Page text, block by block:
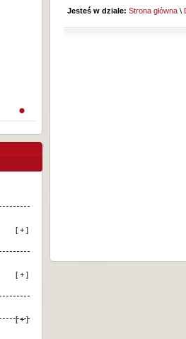
[ + ]
[ + ]
[ + ]
Jesteś w dziale: Strona główna \